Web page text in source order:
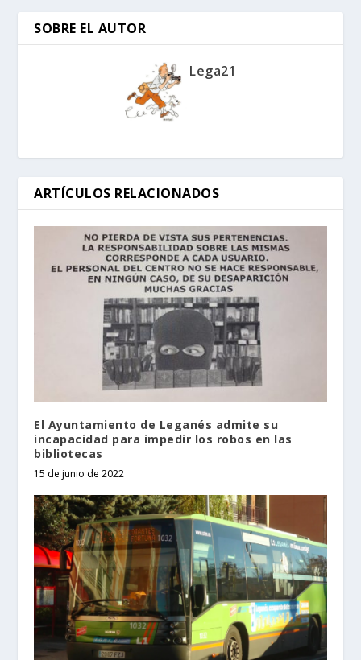
SOBRE EL AUTOR
Lega21
ARTÍCULOS RELACIONADOS
El Ayuntamiento de Leganés admite su
incapacidad para impedir los robos en las
bibliotecas
15 de junio de 2022